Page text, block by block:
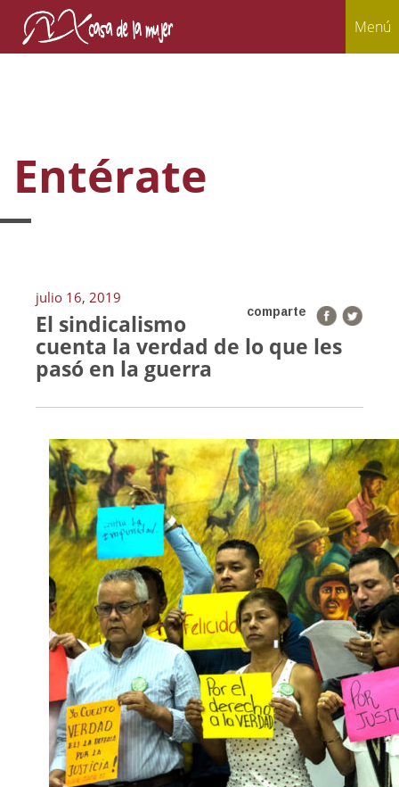
Menú
Entérate
julio 16, 2019
comparte
El sindicalismo
cuenta la verdad de lo que les
pasó en la guerra